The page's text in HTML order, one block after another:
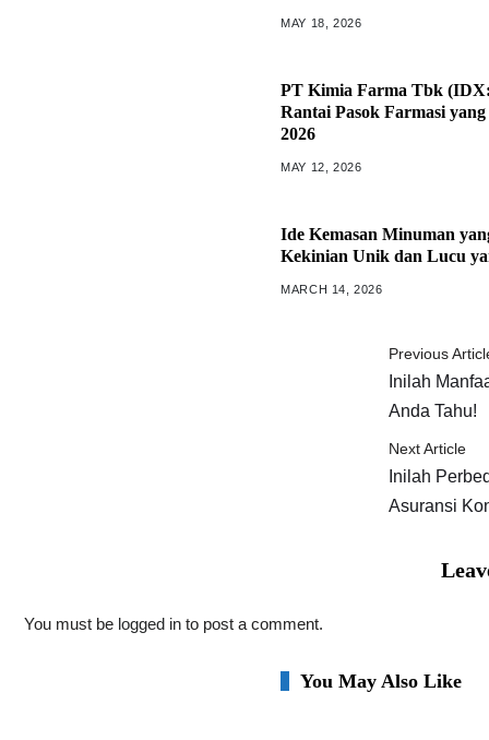
MAY 18, 2026
PT Kimia Farma Tbk
Rantai Pasok Farmasi
2026
MAY 12, 2026
Ide Kemasan Minuman
Kekinian Unik dan Lucu
MARCH 14, 2026
Previous
Inilah
Anda Tahu!
Next Article
Inilah
Asuransi
You must be logged into post a comment.
You May Also Like